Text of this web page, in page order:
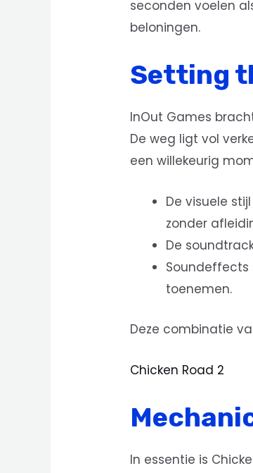
seconden voelen
beloningen.
Setting
InOut Games
De weg ligt vol
een willekeurig
De visuele
zonder
De
Soundeffects
toenemen.
Deze combinatie
Chicken Road 2
In essentie is